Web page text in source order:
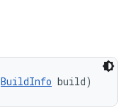
BuildInfo build)